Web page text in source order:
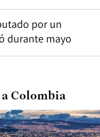
por un
durante mayo
Colombia